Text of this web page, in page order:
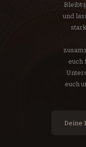
Bleibt
und
euch
euch